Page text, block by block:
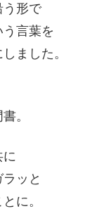
う形で
言葉を
ました。
。
ッと
に。